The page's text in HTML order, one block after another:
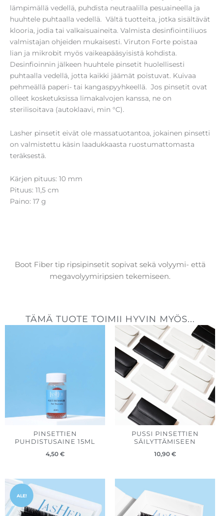
lämpimällä vedellä, puhdista neutraalilla pesuaineella ja
huuhtele puhtaalla vedellä. Vältä tuotteita, jotka sisältävät
klooria, jodia tai valkaisuaineita. Valmista desinfiointiliuos
valmistajan ohjeiden mukaisesti. Viruton Forte poistaa
lian ja mikrobit myös vaikeapääsyisistä kohdista.
Desinfioinnin jälkeen huuhtele pinsetit huolellisesti
puhtaalla vedellä, jotta kaikki jäämät poistuvat. Kuivaa
pehmeällä paperi- tai kangaspyyhkeellä. Jos pinsetit ovat
olleet kosketuksissa limakalvojen kanssa, ne on
sterilisoitava (autoklaavi, min °C).
Lasher pinsetit eivät ole massatuotantoa, jokainen pinsetti
on valmistettu käsin laadukkaasta ruostumattomasta
teräksestä.
Kärjen pituus: 10 mm
Pituus: 11,5 cm
Paino: 17 g
Boot Fiber tip ripsipinsetit sopivat sekä volyymi- että
megavolyymiripsien tekemiseen.
TÄMÄ TUOTE TOIMII HYVIN MYÖS...
PINSETTIEN
PUHDISTUSAINE 15ML
4,50 €
PUSSI PINSETTIEN
SÄILYTTÄMISEEN
10,90 €
ALE!
-
9,90 €